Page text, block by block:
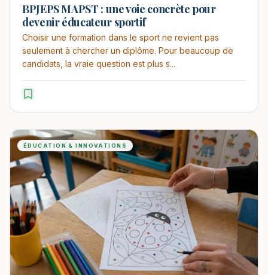
BPJEPS MAPST : une voie concrète pour
devenir éducateur sportif
Choisir une formation dans le sport ne revient pas
seulement à chercher un diplôme. Pour beaucoup de
candidats, la vraie question est plus s...
ÉDUCATION & INNOVATIONS